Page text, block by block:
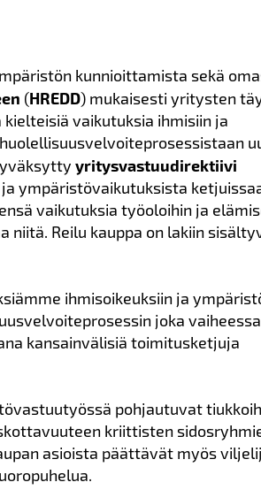
kunnioittamista sekä
(HREDD) mukaisesti yritysten
vaikutuksia ihmisiin ja
yritysvastuudirektiivi
ympäristövaikutuksista
vaikutuksia työoloihin ja
Reilu kauppa on lakiin
ihmisoikeuksiin ja
joka
kansainvälisiä toimitusketjuja
pohjautuvat
kriittisten
asioista päättävät myös